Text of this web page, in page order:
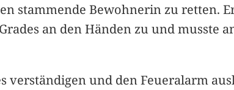
stammende Bewohnerin zu retten.
an den Händen zu und musste
und den Feueralarm